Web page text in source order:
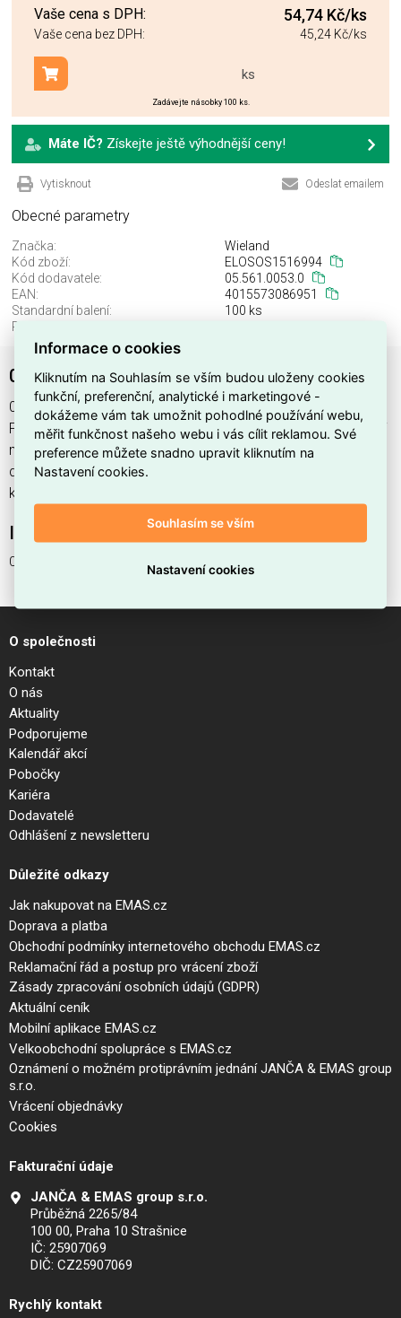
Vaše cena s DPH: 54,74 Kč/ks
Vaše cena bez DPH: 45,24 Kč/ks
ks
Přidat do košíku
Zadávejte násobky 100 ks.
Máte IČ? Získejte ještě výhodnější ceny!
Vytisknout Odeslat emailem
Obecné parametry
Značka:
Wieland
Kód zboží:
ELOSOS1516994
Kód dodavatele:
05.561.0053.0
EAN:
4015573086951
Standardní balení:
100 ks
Recyklační poplatek:
05.561.0053.0
05.561.0053.0 najdete v kategoriích Svorky, svorkovnice,
Příslušenství pro svorkovnice, Instalační, izolační a spojovací
materiál, výrobce Wieland, EAN 4015573086951, kód
dodavatele 05.561.0053.0. 05.561.0053.0 nabízíme od 100
ks. Kód EMAS 05.561.0053.0 je ELOSOS1516994.
Interní název produktu
05.561.0053.0
O společnosti
Kontakt
O nás
Aktuality
Podporujeme
Kalendář akcí
Pobočky
Kariéra
Dodavatelé
Odhlášení z newsletteru
Důležité odkazy
Jak nakupovat na EMAS.cz
Doprava a platba
Obchodní podmínky internetového obchodu EMAS.cz
Reklamační řád a postup pro vrácení zboží
Zásady zpracování osobních údajů (GDPR)
Aktuální ceník
Mobilní aplikace EMAS.cz
Velkoobchodní spolupráce s EMAS.cz
Oznámení o možném protiprávním jednání JANČA & EMAS group
s.r.o.
Vrácení objednávky
Cookies
Fakturační údaje
JANČA & EMAS group s.r.o.
Průběžná 2265/84
100 00, Praha 10 Strašnice
IČ: 25907069
DIČ: CZ25907069
Rychlý kontakt
Informace o cookies
Kliknutím na Souhlasím se vším budou uloženy cookies
funkční, preferenční, analytické i marketingové -
dokážeme vám tak umožnit pohodlné používání webu,
měřit funkčnost našeho webu i vás cílit reklamou. Své
preference můžete snadno upravit kliknutím na
Nastavení cookies.
Souhlasím se vším
Nastavení cookies